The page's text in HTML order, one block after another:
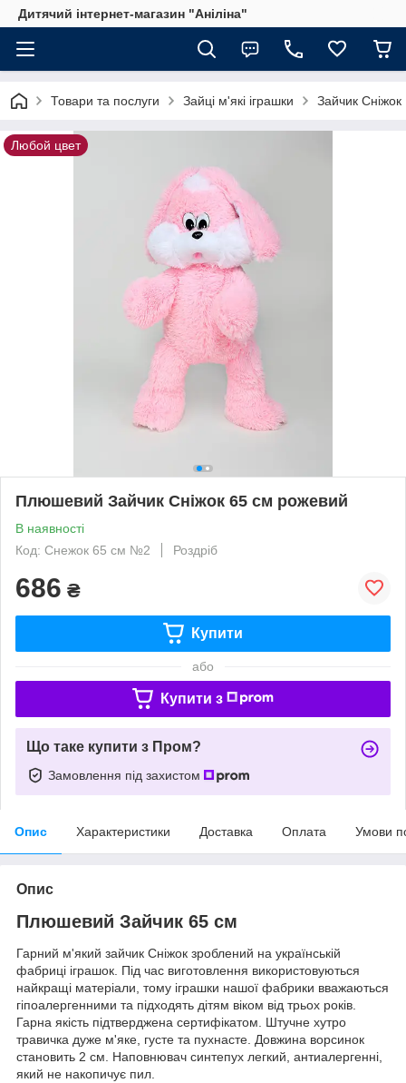
Дитячий інтернет-магазин "Аніліна"
Товари та послуги Зайці м'які іграшки Зайчик Сніжок
Любой цвет
Плюшевий Зайчик Сніжок 65 см рожевий
В наявності
Код: Снежок 65 см №2
Роздріб
686 ₴
Купити
або
Купити з
Що таке купити з Пром?
Замовлення під захистом
Опис Характеристики Доставка Оплата Умови
Опис
Плюшевий Зайчик 65 см
Гарний м'який зайчик Сніжок зроблений на українській
фабриці іграшок. Під час виготовлення використовуються
найкращі матеріали, тому іграшки нашої фабрики вважаються
гіпоалергенними та підходять дітям віком від трьох років.
Гарна якість підтверджена сертифікатом. Штучне хутро
травичка дуже м'яке, густе та пухнасте. Довжина ворсинок
становить 2 см. Наповнювач синтепух легкий, антиалергенні,
який не накопичує пил.